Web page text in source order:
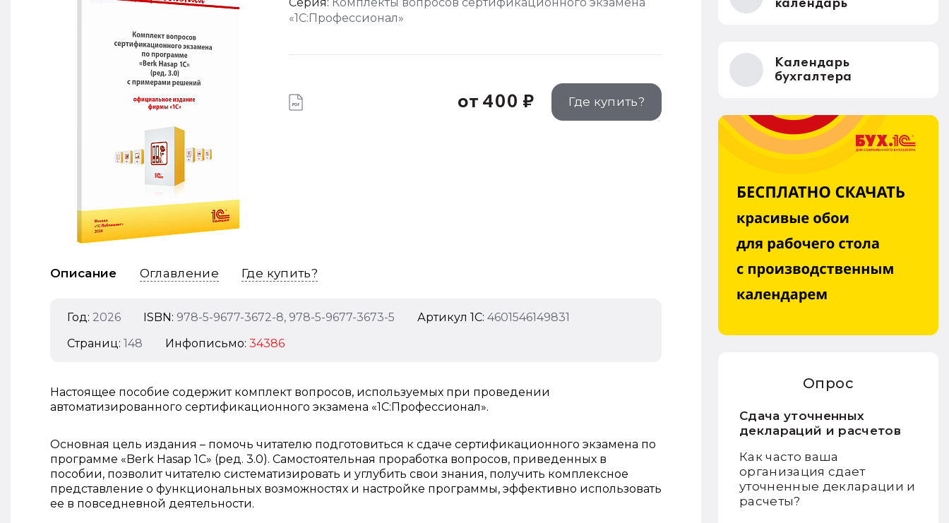
«1С:Профессионал»
от 400 ₽ Где купить?
Описание Оглавление Где купить?
Год: 2026 ISBN: 978-5-9677-3672-8, 978-5-9677-3673-5 Артикул 1C: 4601546149831
Страниц: 148 Инфописьмо: 34386
Настоящее пособие содержит комплект вопросов, используемых при проведении
автоматизированного сертификационного экзамена «1С:Профессионал».
Основная цель издания – помочь читателю подготовиться к сдаче сертификационного экзамена по
программе «Berk Hasap 1C» (ред. 3.0). Самостоятельная проработка вопросов, приведенных в
пособии, позволит читателю систематизировать и углубить свои знания, получить комплексное
представление о функциональных возможностях и настройке программы, эффективно использовать
ее в повседневной деятельности.
календарь
Календарь
бухгалтера
Опрос
Сдача уточненных
деклараций и расчетов
Как часто ваша
организация сдает
уточненные декларации и
расчеты?